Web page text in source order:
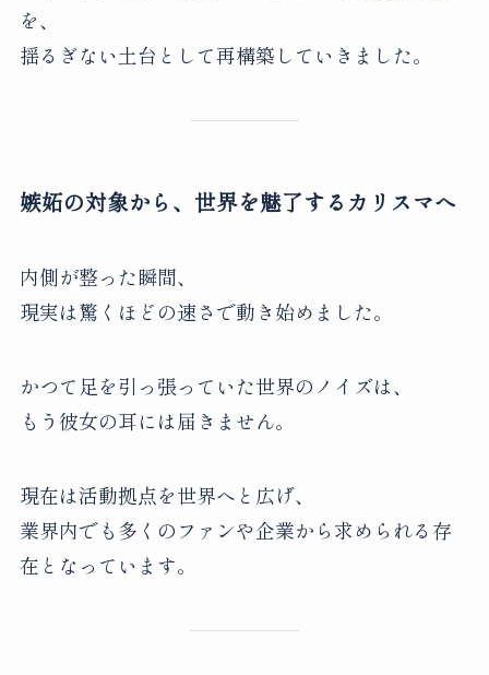
を、
揺るぎない土台として再構築していきました。
嫉妬の対象から、世界を魅了するカリスマへ
内側が整った瞬間、
現実は驚くほどの速さで動き始めました。
かつて足を引っ張っていた世界のノイズは、
もう彼女の耳には届きません。
現在は活動拠点を世界へと広げ、
業界内でも多くのファンや企業から求められる存
在となっています。